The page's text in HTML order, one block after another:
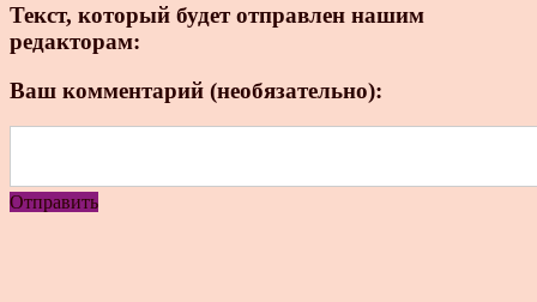
Текст, который будет отправлен нашим
редакторам:
Ваш комментарий (необязательно):
Отправить